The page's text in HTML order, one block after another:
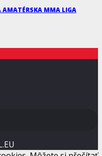
AMATÉRSKA MMA LIGA